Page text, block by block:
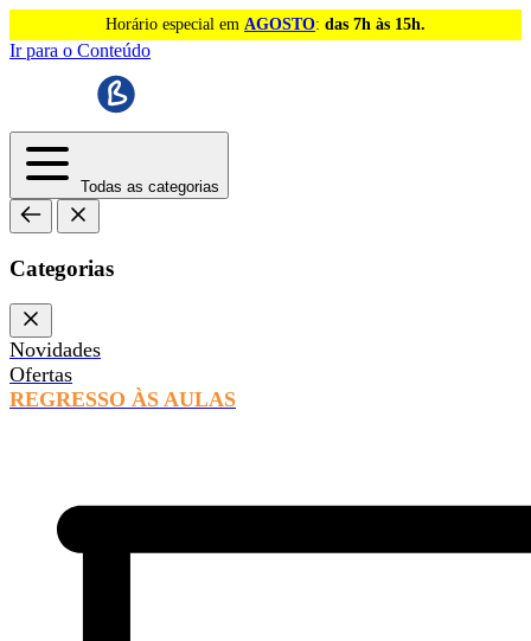
Horário especial em AGOSTO: das 7h às 15h.
Ir para o Conteúdo
Todas as categorias
Categorias
Novidades
Ofertas
REGRESSO ÀS AULAS